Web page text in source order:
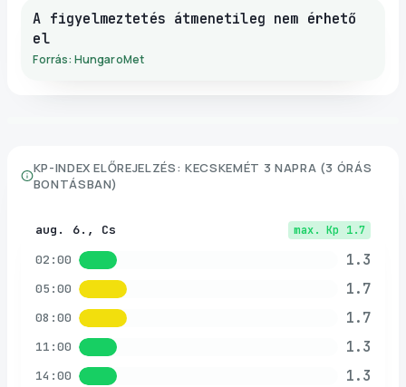
A figyelmeztetés átmenetileg nem érhető
el
Forrás: HungaroMet
KP-INDEX ELŐREJELZÉS: KECSKEMÉT 3 NAPRA (3 ÓRÁS
BONTÁSBAN)
aug. 6., Cs max. Kp 1.7
02:00 1.3
05:00 1.7
08:00 1.7
11:00 1.3
14:00 1.3